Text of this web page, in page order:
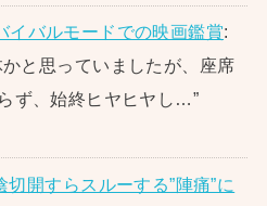
イバルモードでの映画鑑賞:
と思っていましたが、座席
ず、始終ヒヤヒヤし…”
切開すらスルーする”陣痛”に